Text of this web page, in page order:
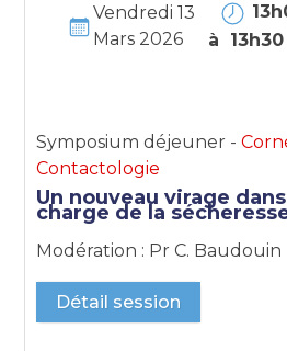
Vendredi 13
Mars 2026
à
Symposium déjeuner -
Contactologie
Un nouveau virage
charge de la
Modération : Pr C. Baudouin
Détail session